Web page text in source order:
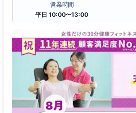
営業時間
平日 10:00〜13:00